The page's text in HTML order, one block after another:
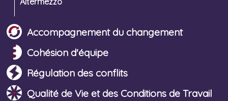
Accompagnement du changement
Cohésion d'équipe
Régulation des conflits
Qualité de Vie et des Conditions de Travail